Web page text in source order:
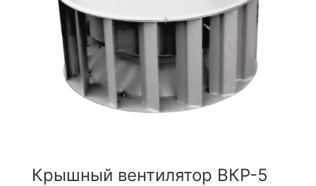
Крышный вентилятор ВКР-5